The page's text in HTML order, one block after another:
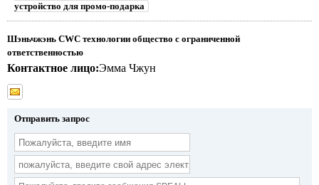
устройство для промо-подарка
Шэньчжэнь CWC технологии общество с ограниченной
ответственностью
Контактное лицо:Эмма Чжун
Отправить запрос